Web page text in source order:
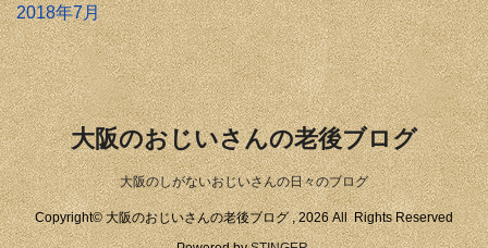
2018年7月
大阪のおじいさんの老後ブログ
大阪のしがないおじいさんの日々のブログ
Copyright© 大阪のおじいさんの老後ブログ , 2026 All Rights Reserved